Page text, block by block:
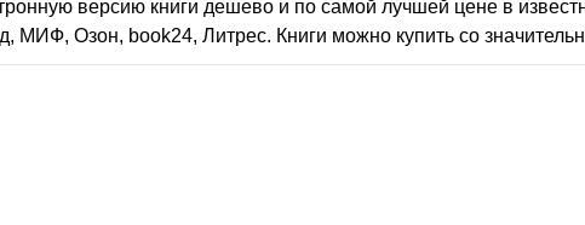
версию книги дешево и по самой лучшей цене в
МИФ, Озон, book24, Литрес. Книги можно купить со